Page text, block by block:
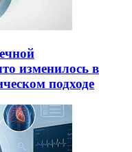
изменилось в
подходе